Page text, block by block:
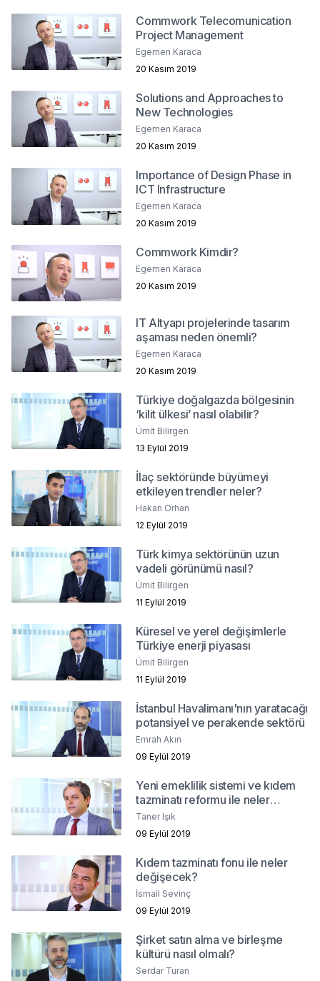
Commwork Telecomunication
Project Management
Egemen Karaca
20 Kasım 2019
Solutions and Approaches to
New Technologies
Egemen Karaca
20 Kasım 2019
Importance of Design Phase in
ICT Infrastructure
Egemen Karaca
20 Kasım 2019
Commwork Kimdir?
Egemen Karaca
20 Kasım 2019
IT Altyapı projelerinde tasarım
aşaması neden önemli?
Egemen Karaca
20 Kasım 2019
Türkiye doğalgazda bölgesinin
‘kilit ülkesi’ nasıl olabilir?
Ümit Bilirgen
13 Eylül 2019
İlaç sektöründe büyümeyi
etkileyen trendler neler?
Hakan Orhan
12 Eylül 2019
Türk kimya sektörünün uzun
vadeli görünümü nasıl?
Ümit Bilirgen
11 Eylül 2019
Küresel ve yerel değişimlerle
Türkiye enerji piyasası
Ümit Bilirgen
11 Eylül 2019
İstanbul Havalimanı'nın yaratacağı
potansiyel ve perakende sektörü
Emrah Akın
09 Eylül 2019
Yeni emeklilik sistemi ve kıdem
tazminatı reformu ile neler
değişecek?
Taner Işık
09 Eylül 2019
Kıdem tazminatı fonu ile neler
değişecek?
İsmail Sevinç
09 Eylül 2019
Şirket satın alma ve birleşme
kültürü nasıl olmalı?
Serdar Turan